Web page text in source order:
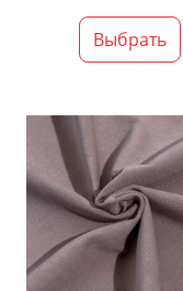
Выбрать